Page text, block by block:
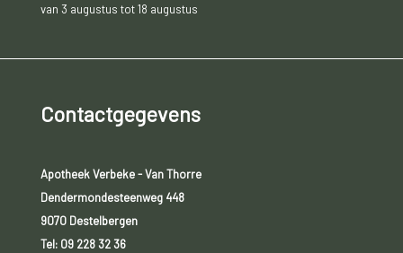
van 3 augustus tot 18 augustus
Contactgegevens
Apotheek Verbeke - Van Thorre
Dendermondesteenweg 448
9070 Destelbergen
Tel: 09 228 32 36